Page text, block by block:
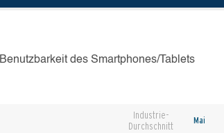
des Smartphones/Tablets
Industrie-
Durchschnitt
Mai